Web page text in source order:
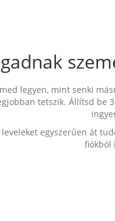
legyen, mint senki
tetszik. Állítsd
egyszerűen át
fiókból